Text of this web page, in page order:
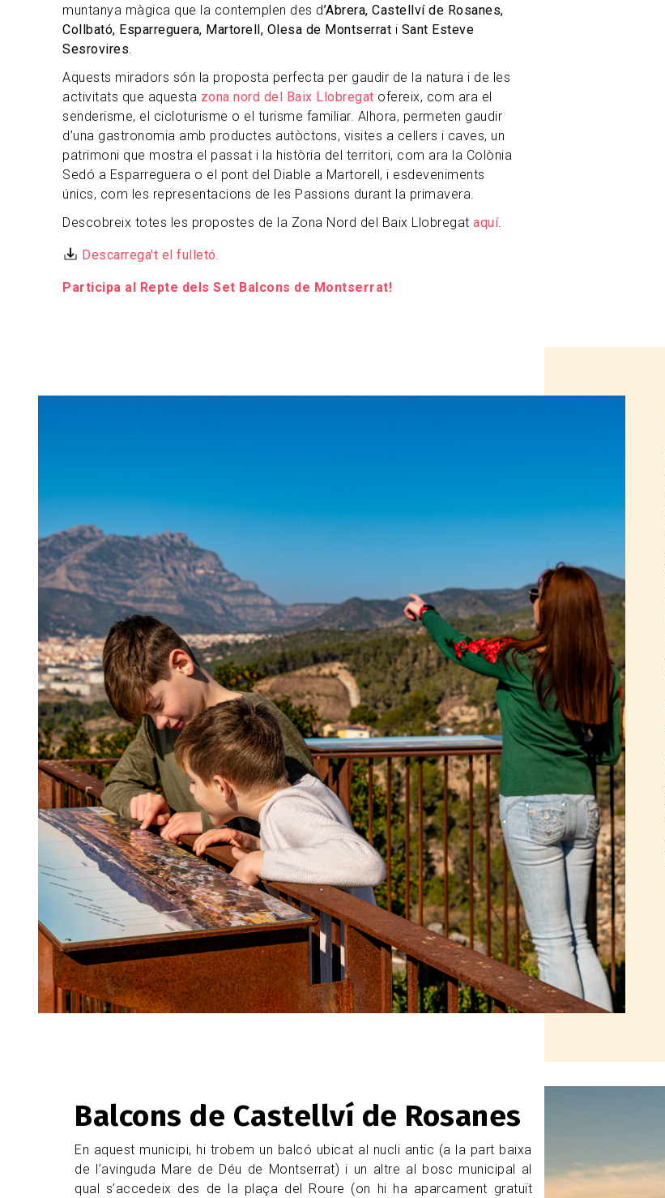
muntanya màgica que la contemplen des d’Abrera, Castellví de Rosanes,
Collbató, Esparreguera, Martorell, Olesa de Montserrat i Sant Esteve
Sesrovires.
Aquests miradors són la proposta perfecta per gaudir de la natura i de les
activitats que aquesta zona nord del Baix Llobregat ofereix, com ara el
senderisme, el cicloturisme o el turisme familiar. Alhora, permeten gaudir
d’una gastronomia amb productes autòctons, visites a cellers i caves, un
patrimoni que mostra el passat i la història del territori, com ara la Colònia
Sedó a Esparreguera o el pont del Diable a Martorell, i esdeveniments
únics, com les representacions de les Passions durant la primavera.
Descobreix totes les propostes de la Zona Nord del Baix Llobregat aquí.
Descarrega't el fulletó.
Participa al Repte dels Set Balcons de Montserrat!
Balcons de Castellví de Rosanes
En aquest municipi, hi trobem un balcó ubicat al nucli antic (a la part baixa
de l’avinguda Mare de Déu de Montserrat) i un altre al bosc municipal al
qual s’accedeix des de la plaça del Roure (on hi ha aparcament gratuït